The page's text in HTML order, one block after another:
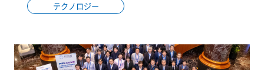
テクノロジー